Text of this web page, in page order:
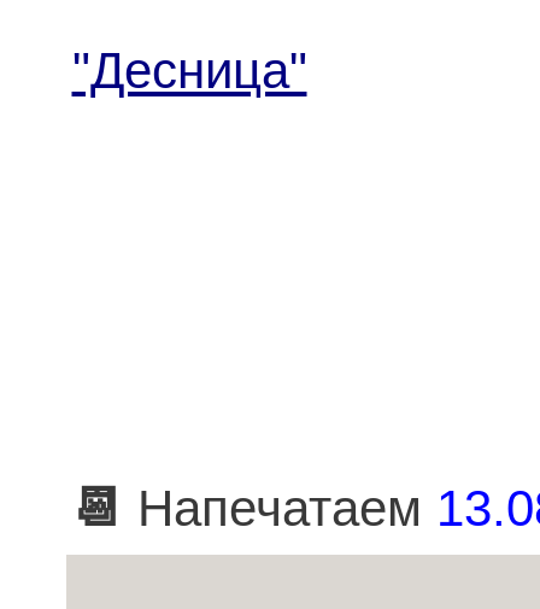
"Десница"
📆 Напечатаем